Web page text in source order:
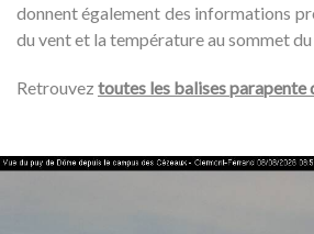
donnent également des informations
du vent et la température au sommet
Retrouvez toutes les balises parapente